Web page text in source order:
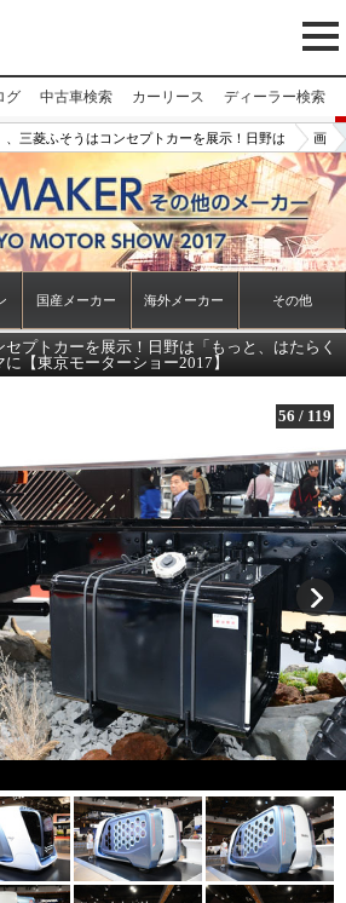
グ 中古車検索 カーリース ディーラー検索
、三菱ふそうはコンセプトカーを展示！日野は
と、はたらくトラック・バス」をテーマに【東
ターショー2017】
画
像
N
o.
56
国産メーカー 海外メーカー その他
プトカーを展示！日野は「もっと、はたらく
【東京モーターショー2017】
56 / 119